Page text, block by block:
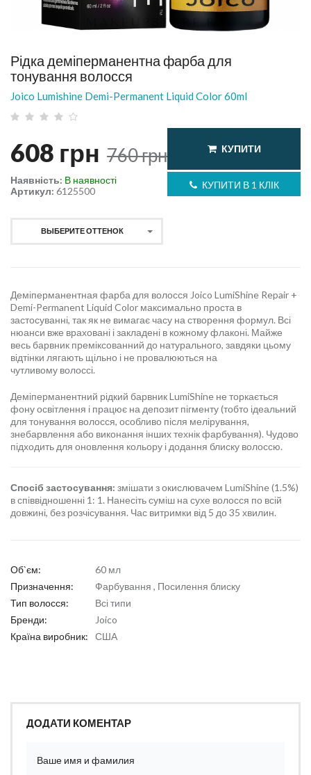
Рідка деміперманентна фарба для
тонування волосся
Joico Lumishine Demi-Permanent Liquid Color 60ml
608 грн 760грн КУПИТИ
КУПИТИ В 1 КЛІК
Артикул: 6125500
Наявність: В наявності
ВЫБЕРИТЕ ОТТЕНОК
Деміперманентная фарба для волосся Joico LumiShine Repair +
Demi-Permanent Liquid Color максимально проста в
застосуванні, так як не вимагає часу на створення формул. Всі
нюанси вже враховані і закладені в кожному флаконі. Майже
весь барвник преміксованний до натурального, завдяки цьому
відтінки лягають щільно і не провалюються на
чутливому волоссі.
Деміперманентний рідкий барвник LumiShine не торкається
фону освітлення і працює на депозит пігменту (тобто ідеальний
для тонування волосся, особливо після мелірування,
знебарвлення або виконання інших технік фарбування). Чудово
підходить для оновлення кольору і додання блиску волоссю.
Спосіб застосування: змішати з окислювачем LumiShine (1.5%)
в співвідношенні 1: 1. Нанесіть суміш на сухе волосся по всій
довжині, без розчісування. Час витримки від 5 до 35 хвилин.
Об`єм:
60 мл
Призначення:
Фарбування , Посилення блиску
Тип волосся:
Всі типи
Бренди:
Joico
Країна виробник:
США
ДОДАТИ КОМЕНТАР